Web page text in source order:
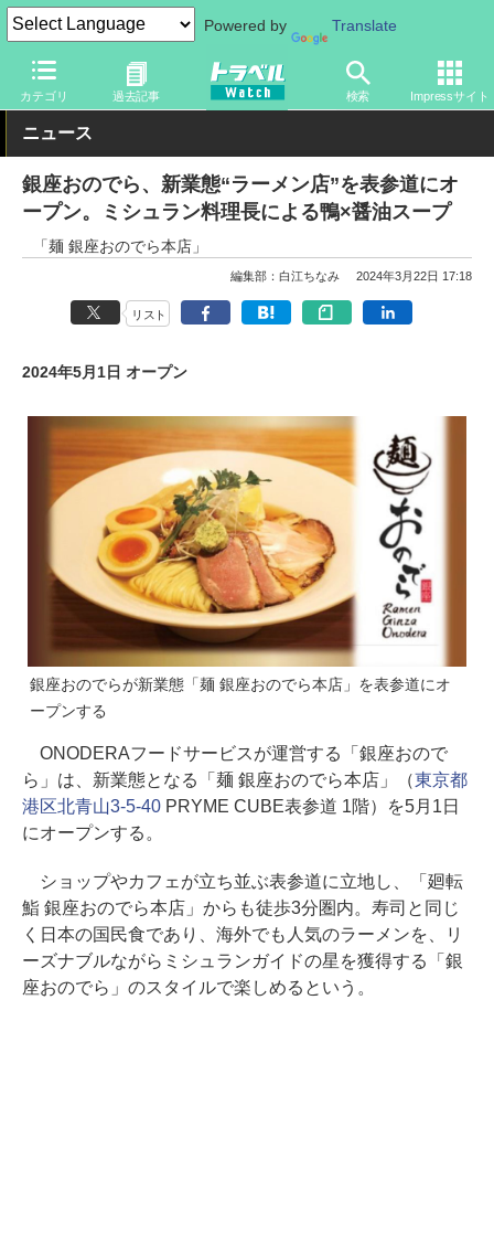
Powered by Translate
カテゴリ 過去記事 検索 Impressサイト
トラベル Watch 旅の情報 目的 グルメ
ニュース
銀座おのでら、新業態“ラーメン店”を表参道にオ
ープン。ミシュラン料理長による鴨×醤油スープ
「麺 銀座おのでら本店」
編集部：白江ちなみ 2024年3月22日 17:18
リスト
2024年5月1日 オープン
銀座おのでらが新業態「麺 銀座おのでら本店」を表参道にオ
ープンする
ONODERAフードサービスが運営する「銀座おので
ら」は、新業態となる「麺 銀座おのでら本店」（東京都
港区北青山3-5-40PRYME CUBE表参道 1階）を5月1日
にオープンする。
ショップやカフェが立ち並ぶ表参道に立地し、「廻転
鮨 銀座おのでら本店」からも徒歩3分圏内。寿司と同じ
く日本の国民食であり、海外でも人気のラーメンを、リ
ーズナブルながらミシュランガイドの星を獲得する「銀
座おのでら」のスタイルで楽しめるという。